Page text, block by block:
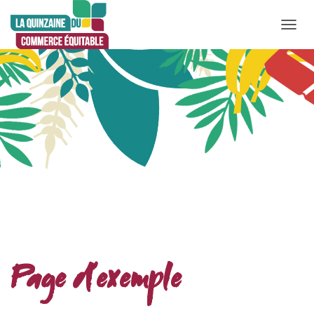
É
L
Page d’exemple